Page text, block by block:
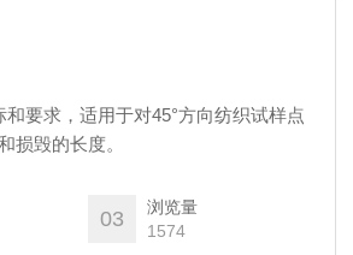
要求，适用于对45°方向纺织试样点
损毁的长度。
03
浏览量
1574